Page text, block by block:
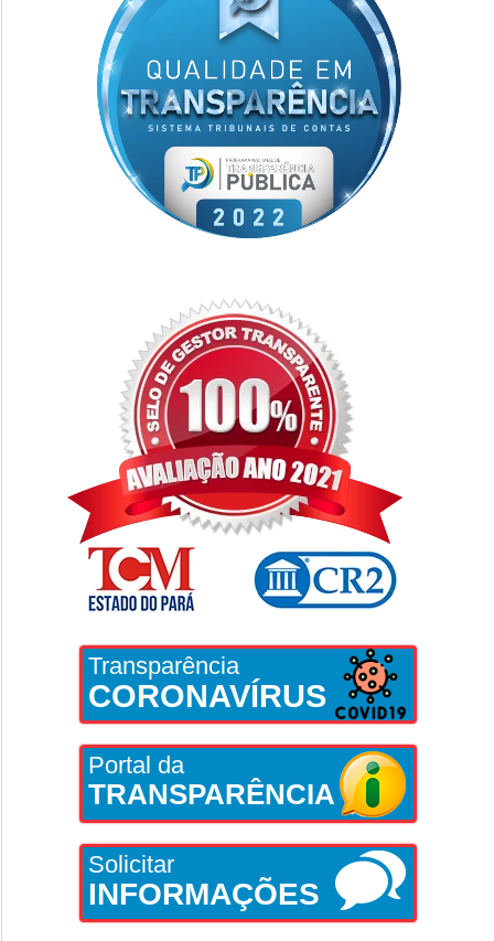
Transparência
CORONAVÍRUS
Portal da
TRANSPARÊNCIA
Solicitar
INFORMAÇÕES